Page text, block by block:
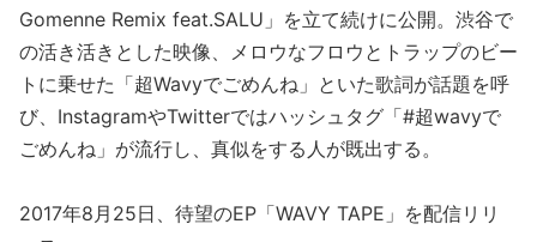
Gomenne Remix feat.SALU」を立て続けに公開。渋谷で
の活き活きとした映像、メロウなフロウとトラップのビー
トに乗せた「超Wavyでごめんね」といた歌詞が話題を呼
び、InstagramやTwitterではハッシュタグ「#超wavyで
ごめんね」が流行し、真似をする人が既出する。
2017年8月25日、待望のEP「WAVY TAPE」を配信リリ